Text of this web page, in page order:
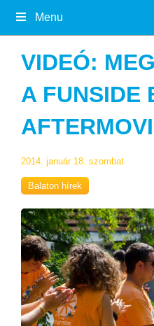
Menu
VIDEÓ:
A FUNSIDE
2014. január 18. szombat
Balaton hírek